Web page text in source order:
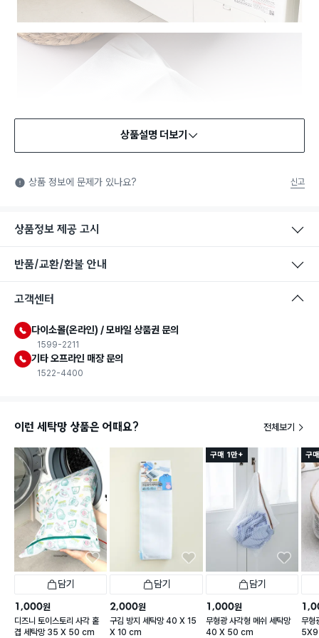
상품설명 더보기
상품 정보에 문제가 있나요? 신고
상품정보 제공 고시
반품/교환/환불 안내
고객센터
다이소몰(온라인) / 모바일 상품권 문의
1599-2211
기타 오프라인 매장 문의
1522-4400
이런 세탁망 상품은 어때요? 전체보기
담기
1,000원
디즈니 토이스토리 사각 홑
겹 세탁망 35 X 50 cm
담기
2,000원
구김 방지 세탁망 40 X 15
X 10 cm
구매 1만+
담기
1,000원
무형광 사각형 메쉬 세탁망
40 X 50 cm
구
무형